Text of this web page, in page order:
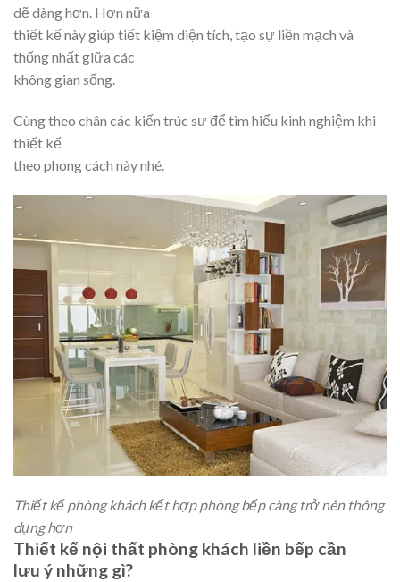
dẽ dàng hơn. Hơn nữa
thiết kế này giúp tiết kiệm diện tích, tạo sự liền mạch và
thống nhất giữa các
không gian sống.
Cùng theo chân các kiến trúc sư để tìm hiểu kinh nghiệm khi
thiết kế
theo phong cách này nhé.
Thiết kế phòng khách kết hợp phòng bếp càng trở nên thông
dụng hơn
Thiết kế nội thất phòng khách liền bếp cần
lưu ý những gì?